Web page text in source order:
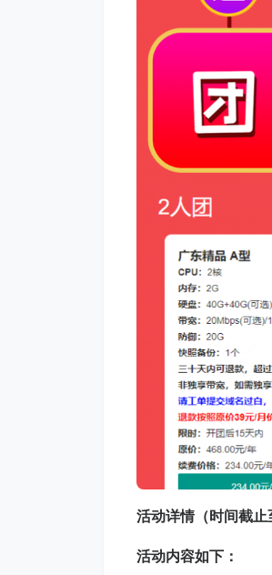
活动详情（时间截止
活动内容如下：